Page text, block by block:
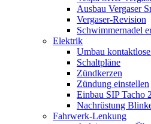
Ausbau Vergaser
Vergaser-Revision
Schwimmernadel
Elektrik
Umbau
Schaltpläne
Zündkerzen
Zündung einstellen
Einbau SIP Tacho
Nachrüstung
Fahrwerk-Lenkung